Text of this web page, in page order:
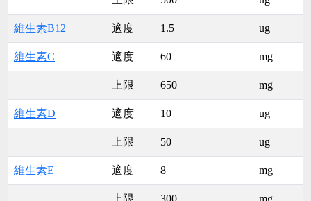
維生素B12 適度 1.5 ug
維生素C 適度 60 mg
上限 650 mg
維生素D 適度 10 ug
上限 50 ug
維生素E 適度 8 mg
上限 300 mg